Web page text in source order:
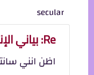
secular
Re: بياني الإنتخابي
اظن انني